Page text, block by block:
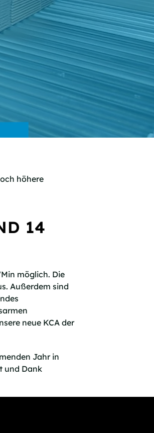
höhere
14
möglich. Die
Außerdem sind
neue KCA der
Jahr in
und Dank